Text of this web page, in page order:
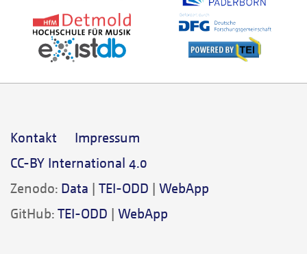
Kontakt
Impressum
CC-BY International 4.0
Zenodo: Data | TEI-ODD | WebApp
GitHub: TEI-ODD | WebApp